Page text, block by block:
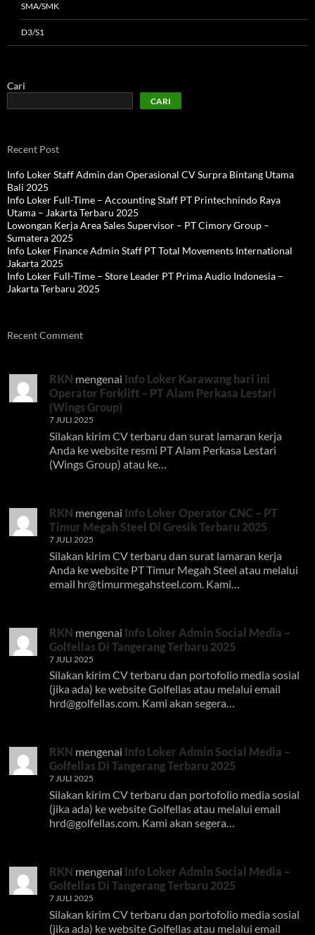
SMA/SMK
D3/S1
Cari
CARI
Recent Post
Info Loker Staff Admin dan Operasional CV Surpra Bintang Utama
Bali 2025
Info Loker Full-Time – Accounting Staff PT Printechnindo Raya
Utama – Jakarta Terbaru 2025
Lowongan Kerja Area Sales Supervisor – PT Cimory Group –
Sumatera 2025
Info Loker Finance Admin Staff PT Total Movements International
Jakarta 2025
Info Loker Full-Time – Store Leader PT Prima Audio Indonesia –
Jakarta Terbaru 2025
Recent Comment
RKN mengenai Info Loker Karawang hari ini
Operator Forklift – PT Alam Perkasa Lestari
(Wings Group)
7 JULI 2025
Silakan kirim CV terbaru dan surat lamaran kerja
Anda ke website resmi PT Alam Perkasa Lestari
(Wings Group) atau ke…
RKN mengenai Info Loker Operator CNC – PT
Timur Megah Steel Di Gresik Terbaru 2025
7 JULI 2025
Silakan kirim CV terbaru dan surat lamaran kerja
Anda ke website PT Timur Megah Steel atau melalui
email hr@timurmegahsteel.com . Kami…
RKN mengenai Info Loker Admin Social Media –
Golfellas Di Tangerang Terbaru 2025
7 JULI 2025
Silakan kirim CV terbaru dan portofolio media sosial
(jika ada) ke website Golfellas atau melalui email
hrd@golfellas.com. Kami akan segera…
RKN mengenai Info Loker Admin Social Media –
Golfellas Di Tangerang Terbaru 2025
7 JULI 2025
Silakan kirim CV terbaru dan portofolio media sosial
(jika ada) ke website Golfellas atau melalui email
hrd@golfellas.com. Kami akan segera…
RKN mengenai Info Loker Admin Social Media –
Golfellas Di Tangerang Terbaru 2025
7 JULI 2025
Silakan kirim CV terbaru dan portofolio media sosial
(jika ada) ke website Golfellas atau melalui email